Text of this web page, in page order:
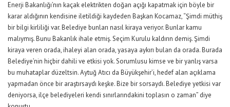
Enerji Bakanlığı’nın kaçak elektrikten doğan açığı kapatmak için böyle bir
karar aldığının kendisine iletildiği kaydeden Başkan Kocamaz, “Şimdi müthiş
bir bilgi kirliliği var. Belediye bunları nasıl kiraya veriyor. Bunlar kamu
malıymış. Bunu Bakanlık ihale etmiş. Seçim Kurulu kaldırın demiş. Şimdi
kiraya veren orada, ihaleyi alan orada, yasaya aykırı bulan da orada. Burada
Belediye’nin hiçbir dahili ve etkisi yok. Sorumlusu kimse ve bir yanlış varsa
bu muhataplar düzeltsin. Aytuğ Atıcı da Büyükşehir’i, hedef alan açıklama
yapmadan önce bir araştırsaydı keşke. Bize bir sorsaydı. Belediye yetkisi var
deniyorsa, ilçe belediyeleri kendi sınırlarındakini toplasın o zaman” diye